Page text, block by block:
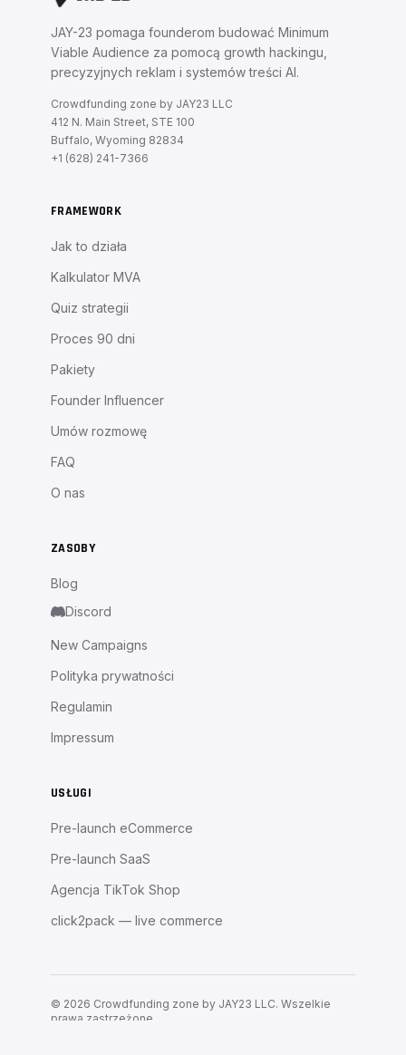
JAY-23 pomaga founderom budować Minimum
Viable Audience za pomocą growth hackingu,
precyzyjnych reklam i systemów treści AI.
Crowdfunding zone by JAY23 LLC
412 N. Main Street, STE 100
Buffalo, Wyoming 82834
+1 (628) 241-7366
FRAMEWORK
Jak to działa
Kalkulator MVA
Quiz strategii
Proces 90 dni
Pakiety
Founder Influencer
Umów rozmowę
FAQ
O nas
ZASOBY
Blog
Discord
New Campaigns
Polityka prywatności
Regulamin
Impressum
USŁUGI
Pre-launch eCommerce
Pre-launch SaaS
Agencja TikTok Shop
click2pack — live commerce
© 2026 Crowdfunding zone by JAY23 LLC. Wszelkie
prawa zastrzeżone.